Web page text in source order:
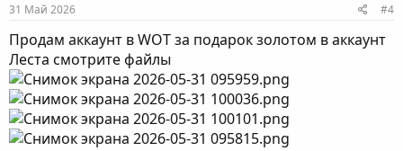
31 Май 2026 #4
Продам аккаунт в WOT за подарок золотом в аккаунт
Леста смотрите файлы